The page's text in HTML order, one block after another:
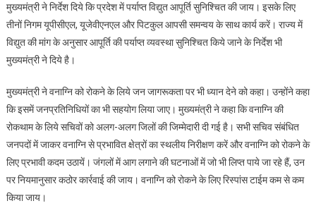
मुख्यमंत्री ने निर्देश दिये कि प्रदेश में पर्याप्त विद्युत आपूर्ति सुनिश्चित की जाय। इसके लिए
तीनों निगम यूपीसीएल, यूजेवीएनएल और पिटकुल आपसी समन्वय के साथ कार्य करें। राज्य में
विद्युत की मांग के अनुसार आपूर्ति की पर्याप्त व्यवस्था सुनिश्चित किये जाने के निर्देश भी
मुख्यमंत्री ने दिये है।
मुख्यमंत्री ने वनाग्नि को रोकने के लिये जन जागरूकता पर भी ध्यान देने को कहा। उन्होंने कहा
कि इसमें जनप्रतिनिधियों का भी सहयोग लिया जाए। मुख्यमंत्री ने कहा कि वनाग्नि की
रोकथाम के लिये सचिवों को अलग-अलग जिलों की जिम्मेदारी दी गई है। सभी सचिव संबंधित
जनपदों में जाकर वनाग्नि से प्रभावित क्षेत्रों का स्थलीय निरीक्षण करें और वनाग्नि को रोकने के
लिए प्रभावी कदम उठायें। जंगलों में आग लगाने की घटनाओं में जो भी लिप्त पाये जा रहे हैं, उन
पर नियमानुसार कठोर कार्रवाई की जाय। वनाग्नि को रोकने के लिए रिस्पांस टाईम कम से कम
किया जाय।